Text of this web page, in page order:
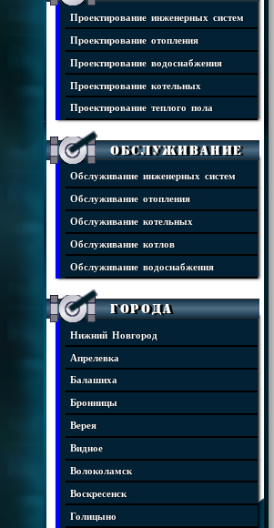
Проектирование инженерных систем
Проектирование отопления
Проектирование водоснабжения
Проектирование котельных
Проектирование теплого пола
Обслуживание
Обслуживание инженерных систем
Обслуживание отопления
Обслуживание котельных
Обслуживание котлов
Обслуживание водоснабжения
Города
Нижний Новгород
Апрелевка
Балашиха
Бронницы
Верея
Видное
Волоколамск
Воскресенск
Голицыно